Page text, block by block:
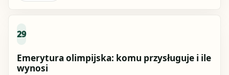
29
Emerytura olimpijska: komu przysługuje i ile
wynosi